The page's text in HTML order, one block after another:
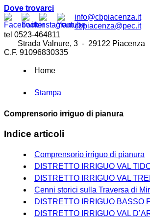
Dove trovarci
info@cbpiacenza.it
cbpiacenza@pec.it
tel 0523-464811
Strada Valnure, 3 - 29122 Piacenza
C.F. 91096830335
Home
Stampa
Comprensorio irriguo di pianura
Indice articoli
Comprensorio irriguo di pianura
DISTRETTO IRRIGUO VAL
DISTRETTO IRRIGUO VAL
Cenni storici sulla Traversa di
DISTRETTO IRRIGUO BASSO
DISTRETTO IRRIGUO VAL